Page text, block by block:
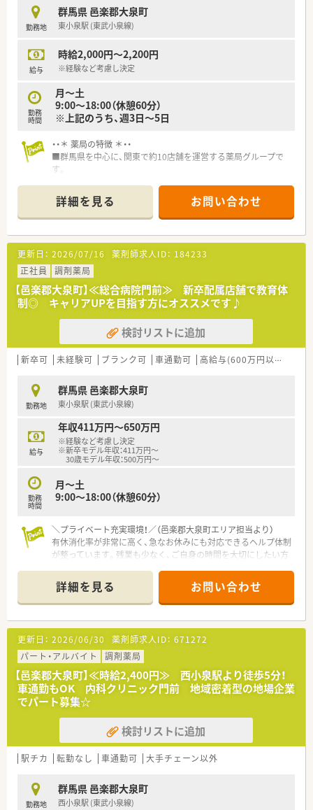
勤務地
群馬県 邑楽郡大泉町
東小泉駅 (東武小泉線)
給与
時給2,000円～2,200円
※経験など考慮し決定
勤務
時間
月～土
9:00～18:00（休憩60分）
※上記のうち、週3日～5日
・・＊ 薬局の特徴 ＊・・
■群馬県を中心に、関東で約10店舗を運営する薬局グループで
す。
ホームな雰囲気です。
■病院門前とクリニック受け、どちらも運営されている為、幅広
く経験できるチャンスがあります。
■勉強会に力を入れています。
■在宅にも積極的に取り組んでいます。
詳細を見る お問い合わせ
更新日： 2026/07/16 薬剤師求人ID： 184233
正社員
調剤薬局
【邑楽郡大泉町】≪総合病院門前≫ 新卒配属店舗で教育体
制◎ キャリアUPを目指す方にオススメです♪
検討リストに追加
新卒可 未経験可 ブランク可 車通勤可 高給与(600万円以上)
勤務地
群馬県 邑楽郡大泉町
東小泉駅 (東武小泉線)
給与
年収411万円～650万円
※経験など考慮し決定
※新卒モデル年収：411万円～
30歳モデル年収：500万円～
勤務
時間
月～土
9:00～18:00（休憩60分）
＼プライベート充実環境！／（邑楽郡大泉町エリア担当より）
有休消化率が非常に高く、急なお休みにも対応できるヘルプ体制
が整っています。残業も少なく、ご自身の時間を大切にしたい方
＊------------------------------------------＊
【店舗情報と応需状況について】
■東小泉駅から車で4分の場所にあり内科や呼吸器科など幅広い
科目の処方箋を1日約120枚応需しています。
■薬剤師は常勤2名と非常勤8名が在籍しており事務員も3名体
制で常時複数名でのゆとりある勤務環境です。
■在宅医療にも注力しており施設在宅や往診同行など15年以上
の豊富な実績があり専門的なスキルを磨けます。
【法人特徴について】
■1986年に設立され周辺地域を中心に11店舗を展開している地
域密着型の安定した経営基盤を持つ企業です。
■居宅介護支援事業やコンサルティング事業も展開しており薬
局事業に留まらない幅広い視野を持っています。
の良い相談しやすい社風が大きな魅力となります。
【職場環境と雰囲気】
詳細を見る お問い合わせ
更新日： 2026/06/30 薬剤師求人ID： 671272
パート・アルバイト
調剤薬局
【邑楽郡大泉町】≪時給2,400円≫ 西小泉駅より徒歩5分！
車通勤もOK 内科クリニック門前 地域密着型の地場企業
でパート募集☆
検討リストに追加
駅チカ 転勤なし 車通勤可 大手チェーン以外
勤務地
群馬県 邑楽郡大泉町
西小泉駅 (東武小泉線)